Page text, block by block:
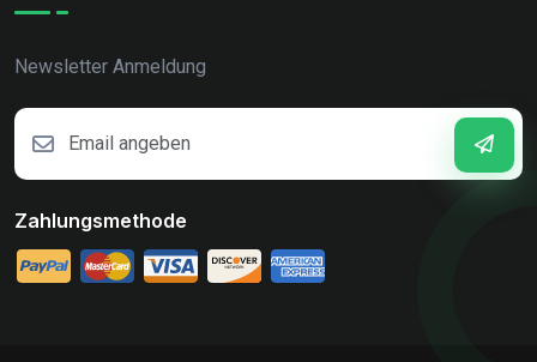
Newsletter Anmeldung
Zahlungsmethode